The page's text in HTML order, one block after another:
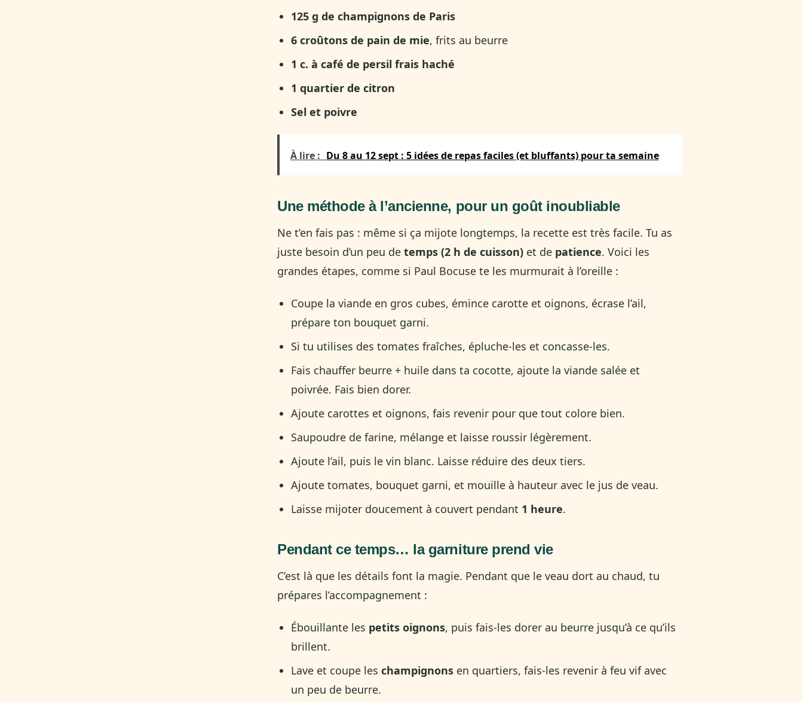
125 g de champignons de Paris
6 croûtons de pain de mie, frits au beurre
1 c. à café de persil frais haché
1 quartier de citron
Sel et poivre
À lire : Du 8 au 12 sept : 5 idées de repas faciles (et bluffants) pour ta semaine
Une méthode à l’ancienne, pour un goût inoubliable
Ne t’en fais pas : même si ça mijote longtemps, la recette est très facile. Tu as
juste besoin d’un peu de temps (2 h de cuisson) et de patience. Voici les
grandes étapes, comme si Paul Bocuse te les murmurait à l’oreille :
Coupe la viande en gros cubes, émince carotte et oignons, écrase l’ail,
prépare ton bouquet garni.
Si tu utilises des tomates fraîches, épluche-les et concasse-les.
Fais chauffer beurre + huile dans ta cocotte, ajoute la viande salée et
poivrée. Fais bien dorer.
Ajoute carottes et oignons, fais revenir pour que tout colore bien.
Saupoudre de farine, mélange et laisse roussir légèrement.
Ajoute l’ail, puis le vin blanc. Laisse réduire des deux tiers.
Ajoute tomates, bouquet garni, et mouille à hauteur avec le jus de veau.
Laisse mijoter doucement à couvert pendant 1 heure.
Pendant ce temps… la garniture prend vie
C’est là que les détails font la magie. Pendant que le veau dort au chaud, tu
prépares l’accompagnement :
Ébouillante les petits oignons, puis fais-les dorer au beurre jusqu’à ce qu’ils
brillent.
Lave et coupe leschampignons en quartiers, fais-les revenir à feu vif avec
un peu de beurre.